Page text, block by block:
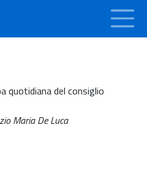
quotidiana del consiglio
Maria De Luca